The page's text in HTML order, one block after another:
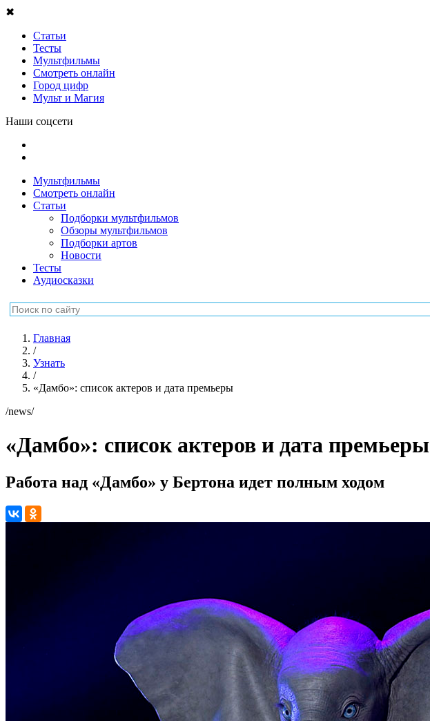
✖
Статьи
Тесты
Мультфильмы
Смотреть онлайн
Город цифр
Мульт и Магия
Наши соцсети
Мультфильмы
Смотреть онлайн
Статьи
Подборки мультфильмов
Обзоры мультфильмов
Подборки артов
Новости
Тесты
Аудиосказки
Главная
/
Узнать
/
«Дамбо»: список актеров и дата премьеры
/news/
«Дамбо»: список актеров и дата премьеры
Работа над «Дамбо» у Бертона идет полным ходом